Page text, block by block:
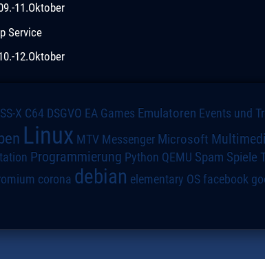
11.Oktober
Service
12.Oktober
X C64 DSGVO EA Games Emulatoren Events und
Linux MTV Messenger Microsoft
Programmierung Python QEMU Spam Spiele
corona debian elementary OS facebook